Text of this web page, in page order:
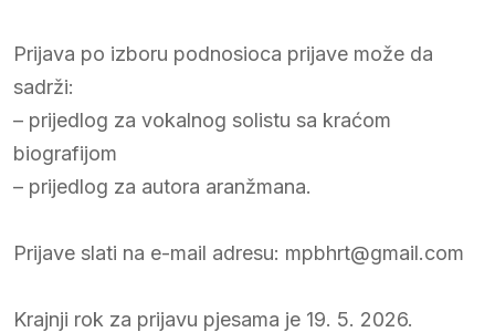
Prijava po izboru podnosioca prijave može da
sadrži:
– prijedlog za vokalnog solistu sa kraćom
biografijom
– prijedlog za autora aranžmana.
Prijave slati na e-mail adresu: mpbhrt@gmail.com
Krajnji rok za prijavu pjesama je 19. 5. 2026.